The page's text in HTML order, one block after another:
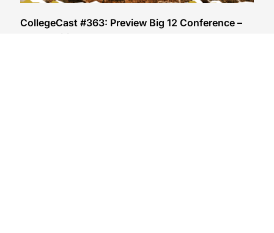
CollegeCast #363: Preview Big 12 Conference –
Luta espiritual